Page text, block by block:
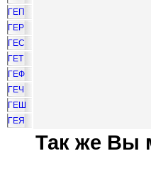
ГЕП
ГЕР
ГЕС
ГЕТ
ГЕФ
ГЕЧ
ГЕШ
ГЕЯ
Так же Вы